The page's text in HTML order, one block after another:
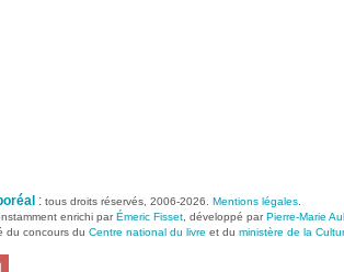
: tous droits réservés, 2006-2026. Mentions légales
enrichi parÉmeric Fisset , développé parPierre-Marie
du concours du Centre national du livre et du ministère de la